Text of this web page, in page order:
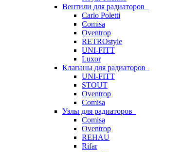
Вентили для радиаторов
Carlo Poletti
Comisa
Oventrop
RETROstyle
UNI-FITT
Luxor
Клапаны для радиаторов
UNI-FITT
STOUT
Oventrop
Comisa
Узлы для радиаторов
Comisa
Oventrop
REHAU
Rifar